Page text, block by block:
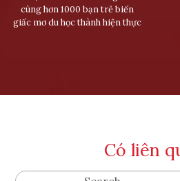
cùng hơn 1000 bạn trẻ biến
giấc mơ du học thành hiện thực
Có liên